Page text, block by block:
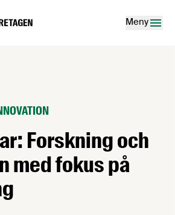
– till startsidan
Meny
Forskning och
med fokus på